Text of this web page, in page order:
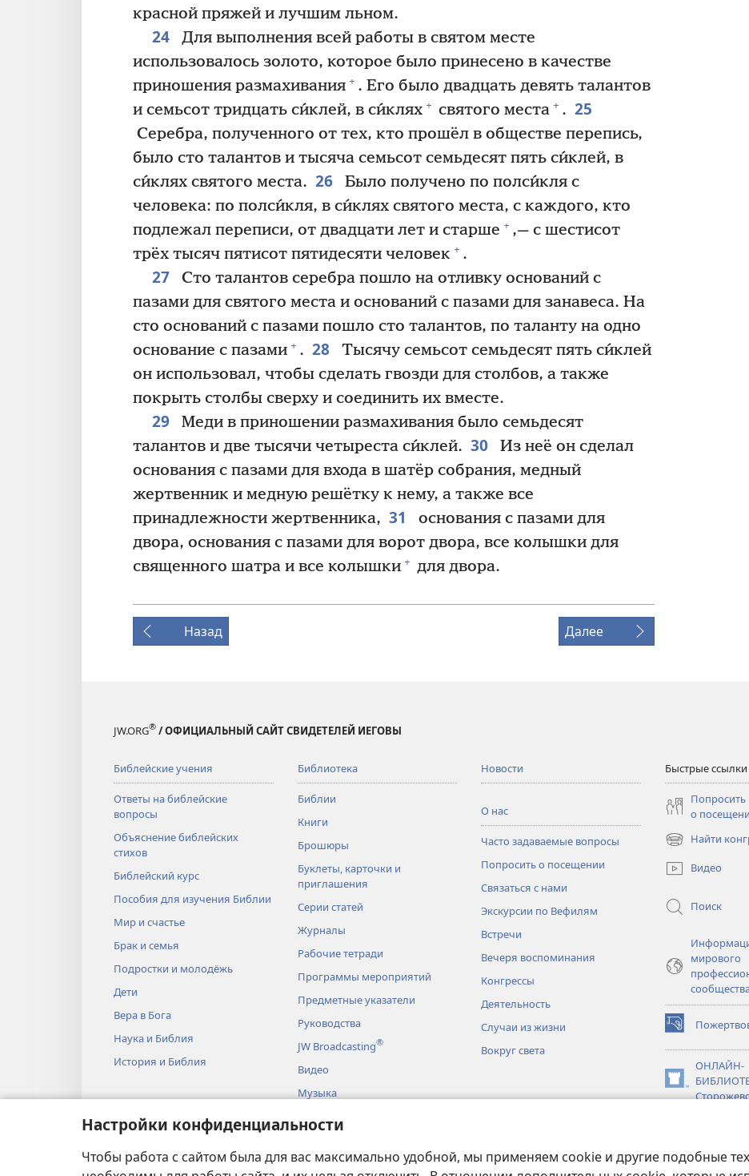
Настройки конфиденциальности
Чтобы работа с сайтом была для вас максимально удобной, мы применяем cookie и другие подобные
красной пряжей и лучшим льном.
24
Для выполнения всей работы в святом месте
использовалось золото, которое было принесено в качестве
приношения размахивания + . Его было двадцать девять талантов
и семьсот тридцать си́клей, в си́клях + святого места + . 25
Серебра, полученного от тех, кто прошёл в обществе перепись,
было сто талантов и тысяча семьсот семьдесят пять си́клей, в
си́клях святого места. 26
Было получено по полси́кля с
человека: по полси́кля, в си́клях святого места, с каждого, кто
подлежал переписи, от двадцати лет и старше + ,— с шестисот
трёх тысяч пятисот пятидесяти человек + .
27
Сто талантов серебра пошло на отливку оснований с
пазами для святого места и оснований с пазами для занавеса. На
сто оснований с пазами пошло сто талантов, по таланту на одно
основание с пазами + . 28
Тысячу семьсот семьдесят пять си́клей
он использовал, чтобы сделать гвозди для столбов, а также
покрыть столбы сверху и соединить их вместе.
29
Меди в приношении размахивания было семьдесят
талантов и две тысячи четыреста си́клей. 30
Из неё он сделал
основания с пазами для входа в шатёр собрания, медный
жертвенник и медную решётку к нему, а также все
принадлежности жертвенника, 31
основания с пазами для
двора, основания с пазами для ворот двора, все колышки для
священного шатра и все колышки + для двора.
Назад Далее
JW.ORG® / ОФИЦИАЛЬНЫЙ САЙТ СВИДЕТЕЛЕЙ ИЕГОВЫ
Библейские учения
Ответы на библейские
вопросы
Объяснение библейских
стихов
Библейский курс
Пособия для изучения Библии
Мир и счастье
Брак и семья
Подростки и молодёжь
Дети
Вера в Бога
Наука и Библия
История и Библия
Библиотека
Библии
Книги
Брошюры
Буклеты, карточки и
приглашения
Серии статей
Журналы
Рабочие тетради
Программы мероприятий
Предметные указатели
Руководства
JW Broadcasting®
Видео
Музыка
Библии
Новости
О нас
Часто задаваемые вопросы
Попросить о посещении
Связаться с нами
Экскурсии по Вефилям
Встречи
Вечеря воспоминания
Конгрессы
Деятельность
Случаи из жизни
Вокруг света
Быстрые ссылки
Попросить
о
Найти
(открывается
в
новом
Видео
Поиск
мирового
(открывается
в
новом
окне)
ОНЛАЙН-
(открывается
в